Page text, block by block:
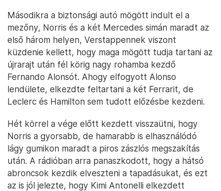
Másodikra a biztonsági autó mögött indult el a
mezőny, Norris és a két Mercedes simán maradt az
első három helyen, Verstappennek viszont
küzdenie kellett, hogy maga mögött tudja tartani az
újrarajt után fél körig nagy rohamba kezdő
Fernando Alonsót. Ahogy elfogyott Alonso
lendülete, elkezdte feltartani a két Ferrarit, de
Leclerc és Hamilton sem tudott előzésbe kezdeni.
Hét körrel a vége előtt kezdett visszaütni, hogy
Norris a gyorsabb, de hamarabb is elhasználódó
lágy gumikon maradt a piros zászlós megszakítás
után. A rádióban arra panaszkodott, hogy a hátsó
abroncsok kezdik elveszteni a tapadásukat, és ezt
az is jól jelezte, hogy Kimi Antonelli elkezdett